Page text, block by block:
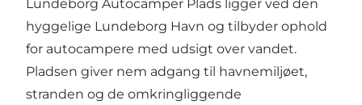
Lundeborg Autocamper Plads ligger ved den
hyggelige Lundeborg Havn og tilbyder ophold
for autocampere med udsigt over vandet.
Pladsen giver nem adgang til havnemiljøet,
stranden og de omkringliggende